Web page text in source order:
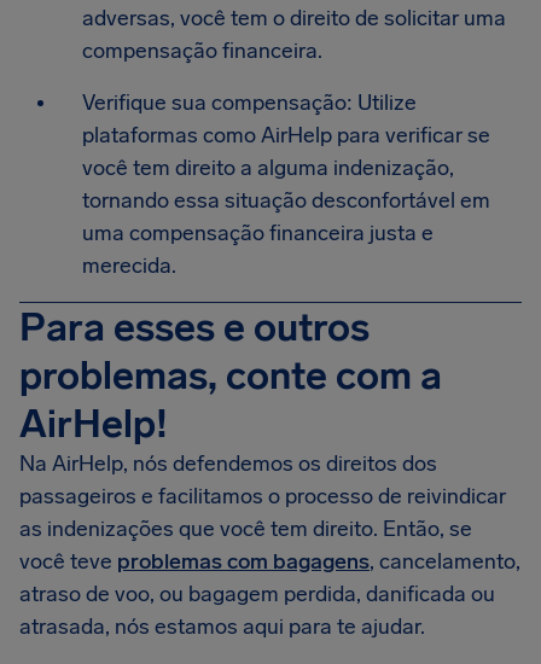
adversas, você tem o direito de solicitar uma
compensação financeira.
Verifique sua compensação: Utilize
plataformas como AirHelp para verificar se
você tem direito a alguma indenização,
tornando essa situação desconfortável em
uma compensação financeira justa e
merecida.
Para esses e outros
problemas, conte com a
AirHelp!
Na AirHelp, nós defendemos os direitos dos
passageiros e facilitamos o processo de reivindicar
as indenizações que você tem direito. Então, se
você teve problemas com bagagens, cancelamento,
atraso de voo, ou bagagem perdida, danificada ou
atrasada, nós estamos aqui para te ajudar.